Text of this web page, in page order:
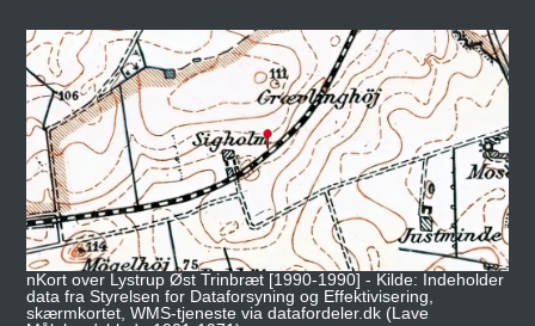
nKort over Lystrup Øst Trinbræt [1990-1990] - Kilde: Indeholder
data fra Styrelsen for Dataforsyning og Effektivisering,
skærmkortet, WMS-tjeneste via datafordeler.dk (Lave